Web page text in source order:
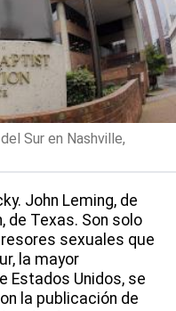
Sur en Nashville,
John Leming, de
de Texas. Son solo
sexuales que
la mayor
Estados Unidos, se
la publicación de